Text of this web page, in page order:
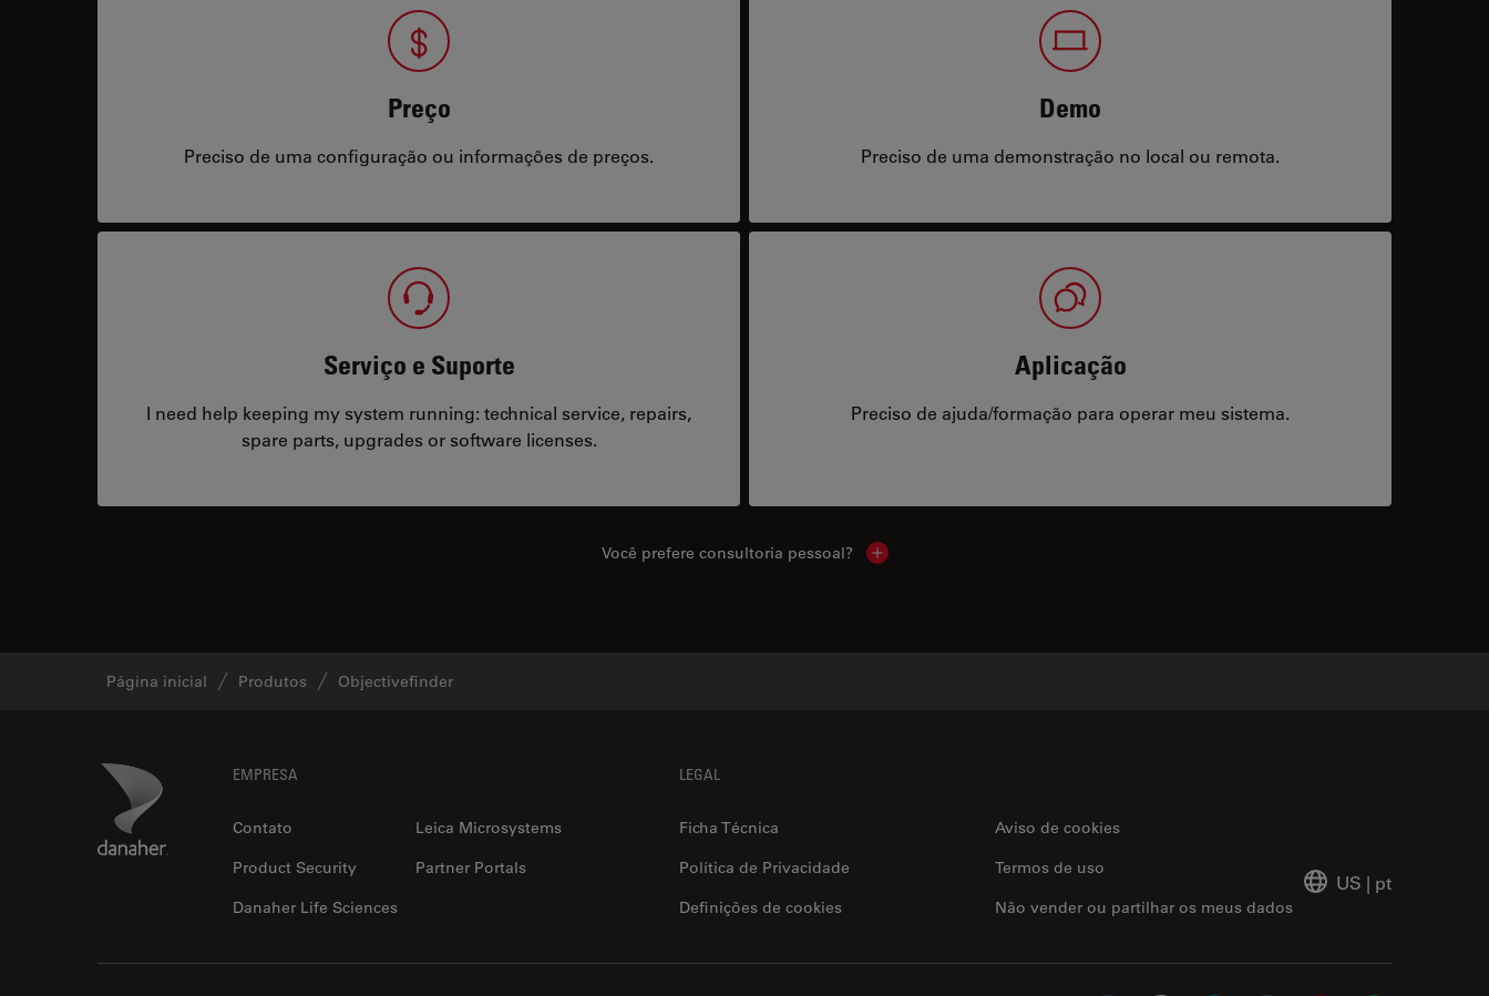
Preço
Preciso de uma configuração ou informações de preços.
Demo
Preciso de uma demonstração no local ou remota.
Serviço e Suporte
I need help keeping my system running: technical service, repairs,
spare parts, upgrades or software licenses.
Aplicação
Preciso de ajuda/formação para operar meu sistema.
Você prefere consultoria pessoal? Show local contacts
Página inicial Produtos Objectivefinder
Danaher Logo EMPRESA
Contato
Leica Microsystems
Product Security
Partner Portals
Danaher Life Sciences
LEGAL
Ficha Técnica
Aviso de cookies
Política de Privacidade
Não vender ou partilhar os meus dados
Termos de uso
Definições de cookies
US | pt